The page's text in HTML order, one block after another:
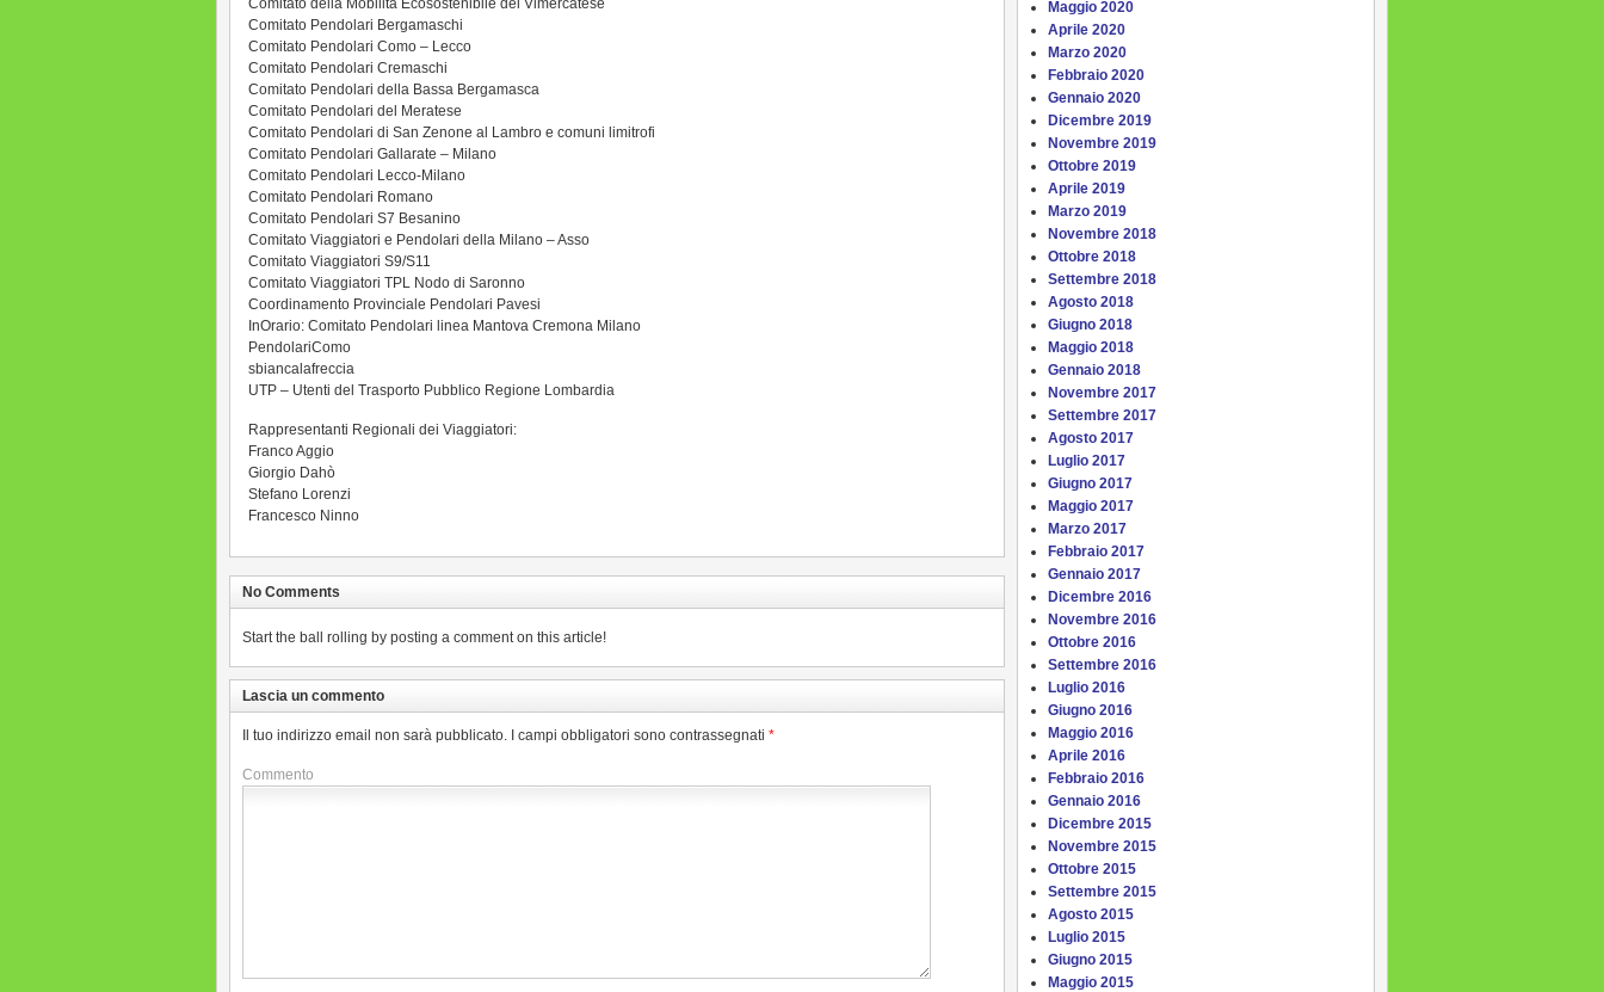
Comitato della Mobilità Ecosostenibile del Vimercatese
Comitato Pendolari Bergamaschi
Comitato Pendolari Como – Lecco
Comitato Pendolari Cremaschi
Comitato Pendolari della Bassa Bergamasca
Comitato Pendolari del Meratese
Comitato Pendolari di San Zenone al Lambro e comuni limitrofi
Comitato Pendolari Gallarate – Milano
Comitato Pendolari Lecco-Milano
Comitato Pendolari Romano
Comitato Pendolari S7 Besanino
Comitato Viaggiatori e Pendolari della Milano – Asso
Comitato Viaggiatori S9/S11
Comitato Viaggiatori TPL Nodo di Saronno
Coordinamento Provinciale Pendolari Pavesi
InOrario: Comitato Pendolari linea Mantova Cremona Milano
PendolariComo
sbiancalafreccia
UTP – Utenti del Trasporto Pubblico Regione Lombardia
Rappresentanti Regionali dei Viaggiatori:
Franco Aggio
Giorgio Dahò
Stefano Lorenzi
Francesco Ninno
No Comments
Start the ball rolling by posting a comment on this article!
Lascia un commento
Il tuo indirizzo email non sarà pubblicato. I campi obbligatori sono contrassegnati *
Commento
Maggio 2020
Aprile 2020
Marzo 2020
Febbraio 2020
Gennaio 2020
Dicembre 2019
Novembre 2019
Ottobre 2019
Aprile 2019
Marzo 2019
Novembre 2018
Ottobre 2018
Settembre 2018
Agosto 2018
Giugno 2018
Maggio 2018
Gennaio 2018
Novembre 2017
Settembre 2017
Agosto 2017
Luglio 2017
Giugno 2017
Maggio 2017
Marzo 2017
Febbraio 2017
Gennaio 2017
Dicembre 2016
Novembre 2016
Ottobre 2016
Settembre 2016
Luglio 2016
Giugno 2016
Maggio 2016
Aprile 2016
Febbraio 2016
Gennaio 2016
Dicembre 2015
Novembre 2015
Ottobre 2015
Settembre 2015
Agosto 2015
Luglio 2015
Giugno 2015
Maggio 2015